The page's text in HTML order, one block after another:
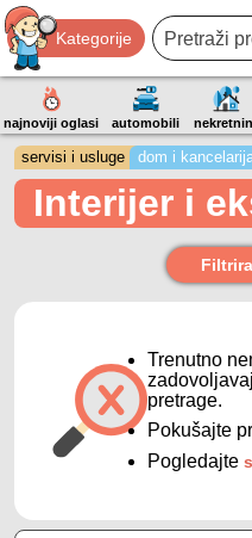
Kategorije
najnoviji oglasi automobili
servisi i usluge dom i
Interijer i
Trenutno
pretrage.
Pokušajte
Pogledajte